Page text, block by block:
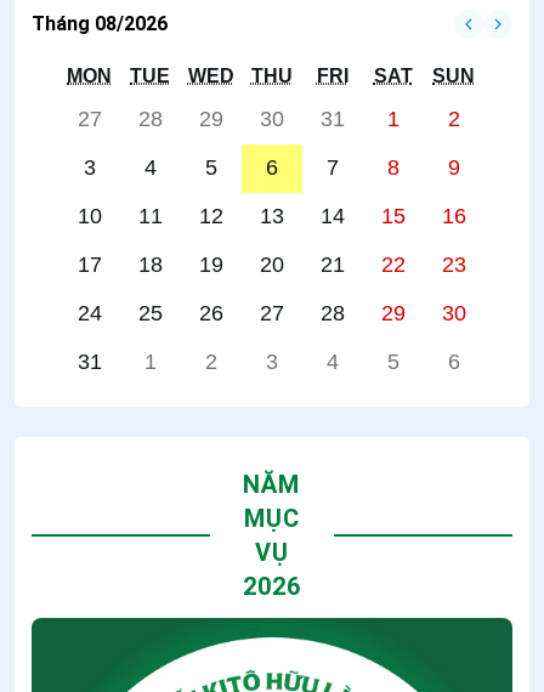
Tháng 08/2026
MON TUE WED THU FRI SAT SUN
27 28 29 30 31 1
2
3
4 5 6 7 8
9
10
11 12 13 14 15
16
17
18 19 20 21 22
23
24
25 26 27 28 29
30
31
1 2 3 4 5 6
NĂM
MỤC
VỤ
2026